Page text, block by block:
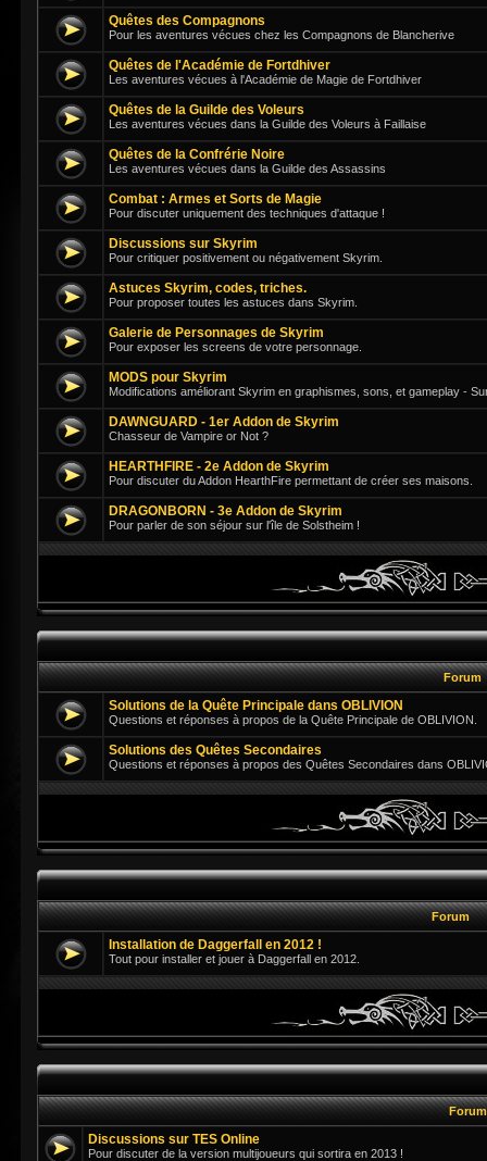
Quêtes des Compagnons
Pour les aventures vécues chez les Compagnons de Blancherive
Quêtes de l'Académie de Fortdhiver
Les aventures vécues à l'Académie de Magie de Fortdhiver
Quêtes de la Guilde des Voleurs
Les aventures vécues dans la Guilde des Voleurs à Faillaise
Quêtes de la Confrérie Noire
Les aventures vécues dans la Guilde des Assassins
Combat : Armes et Sorts de Magie
Pour discuter uniquement des techniques d'attaque !
Discussions sur Skyrim
Pour critiquer positivement ou négativement Skyrim.
Astuces Skyrim, codes, triches.
Pour proposer toutes les astuces dans Skyrim.
Galerie de Personnages de Skyrim
Pour exposer les screens de votre personnage.
MODS pour Skyrim
Modifications améliorant Skyrim en graphismes, sons, et gameplay -
DAWNGUARD - 1er Addon de Skyrim
Chasseur de Vampire or Not ?
HEARTHFIRE - 2e Addon de Skyrim
Pour discuter du Addon HearthFire permettant de créer ses maisons.
DRAGONBORN - 3e Addon de Skyrim
Pour parler de son séjour sur l'île de Solstheim !
Forum
Solutions de la Quête Principale dans OBLIVION
Questions et réponses à propos de la Quête Principale de OBLIVION.
Solutions des Quêtes Secondaires
Questions et réponses à propos des Quêtes Secondaires dans
Forum
Installation de Daggerfall en 2012 !
Tout pour installer et jouer à Daggerfall en 2012.
Discussions sur TES Online
Pour discuter de la version multijoueurs qui sortira en 2013 !